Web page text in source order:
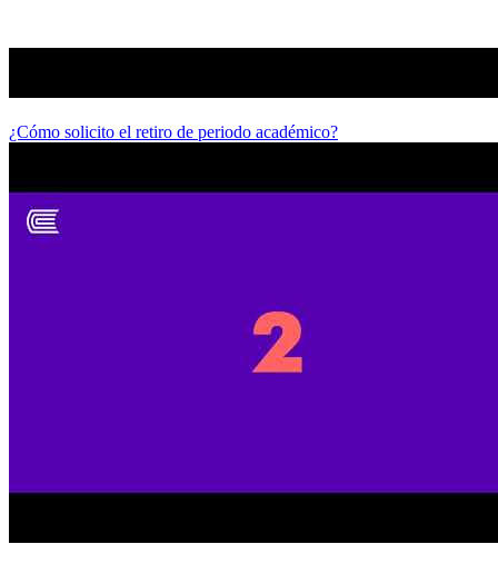
¿Cómo solicito el retiro de periodo académico?